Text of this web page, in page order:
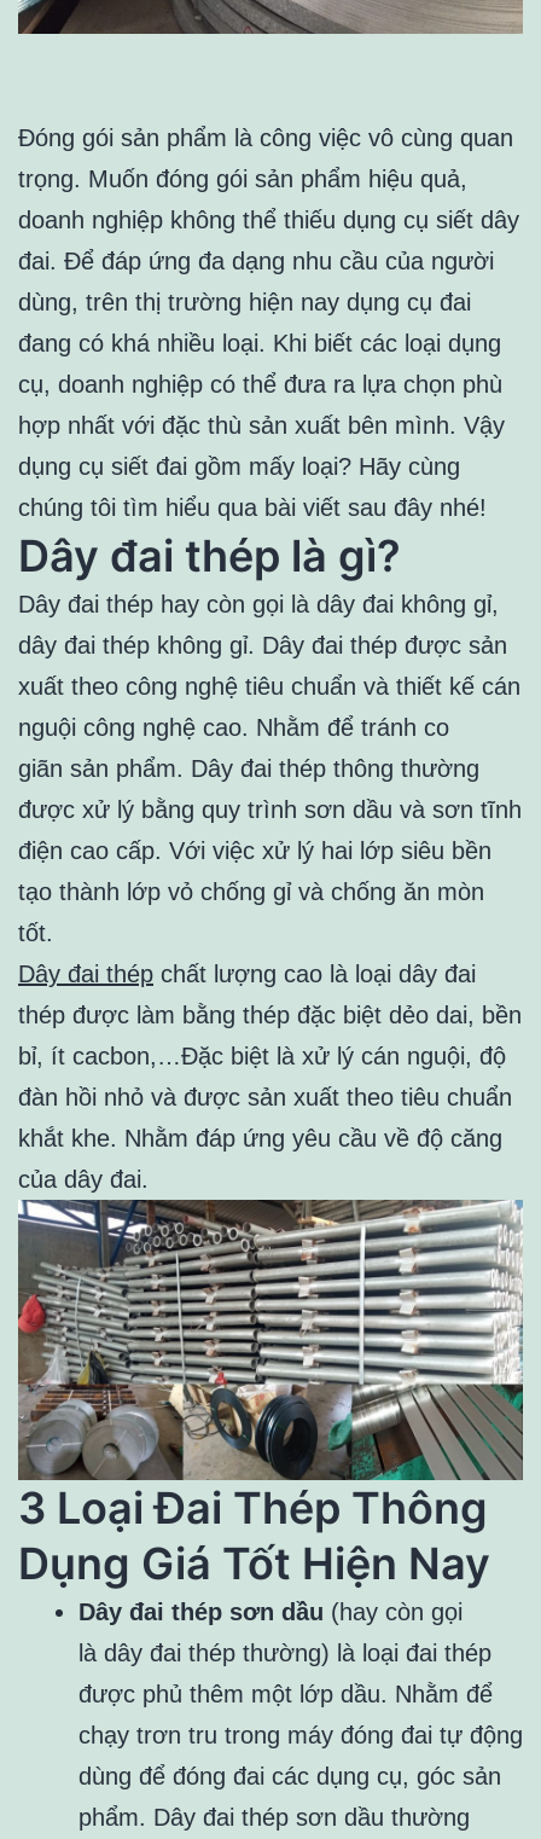
Đóng gói sản phẩm là công việc vô cùng quan
trọng. Muốn đóng gói sản phẩm hiệu quả,
doanh nghiệp không thể thiếu dụng cụ siết dây
đai. Để đáp ứng đa dạng nhu cầu của người
dùng, trên thị trường hiện nay dụng cụ đai
đang có khá nhiều loại. Khi biết các loại dụng
cụ, doanh nghiệp có thể đưa ra lựa chọn phù
hợp nhất với đặc thù sản xuất bên mình. Vậy
dụng cụ siết đai gồm mấy loại? Hãy cùng
chúng tôi tìm hiểu qua bài viết sau đây nhé!
Dây đai thép là gì?
Dây đai thép hay còn gọi là dây đai không gỉ,
dây đai thép không gỉ. Dây đai thép được sản
xuất theo công nghệ tiêu chuẩn và thiết kế cán
nguội công nghệ cao. Nhằm để tránh co
giãn sản phẩm. Dây đai thép thông thường
được xử lý bằng quy trình sơn dầu và sơn tĩnh
điện cao cấp. Với việc xử lý hai lớp siêu bền
tạo thành lớp vỏ chống gỉ và chống ăn mòn
tốt.
Dây đai thép chất lượng cao là loại dây đai
thép được làm bằng thép đặc biệt dẻo dai, bền
bỉ, ít cacbon,…Đặc biệt là xử lý cán nguội, độ
đàn hồi nhỏ và được sản xuất theo tiêu chuẩn
khắt khe. Nhằm đáp ứng yêu cầu về độ căng
của dây đai.
3 Loại Đai Thép Thông
Dụng Giá Tốt Hiện Nay
Dây đai thép sơn dầu (hay còn gọi
là dây đai thép thường) là loại đai thép
được phủ thêm một lớp dầu. Nhằm để
chạy trơn tru trong máy đóng đai tự động
dùng để đóng đai các dụng cụ, góc sản
phẩm. Dây đai thép sơn dầu thường